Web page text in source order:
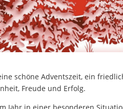
schöne Adventszeit, ein
Freude und Erfolg.
Jahr in einer besonderen